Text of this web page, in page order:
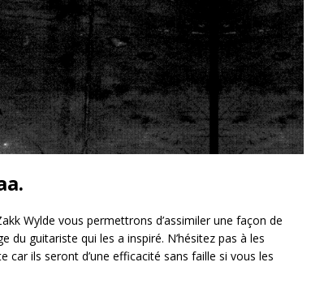
Wylde vous permettrons d’assimiler une façon de
du guitariste qui les a inspiré. N’hésitez pas à les
car ils seront d’une efficacité sans faille si vous les